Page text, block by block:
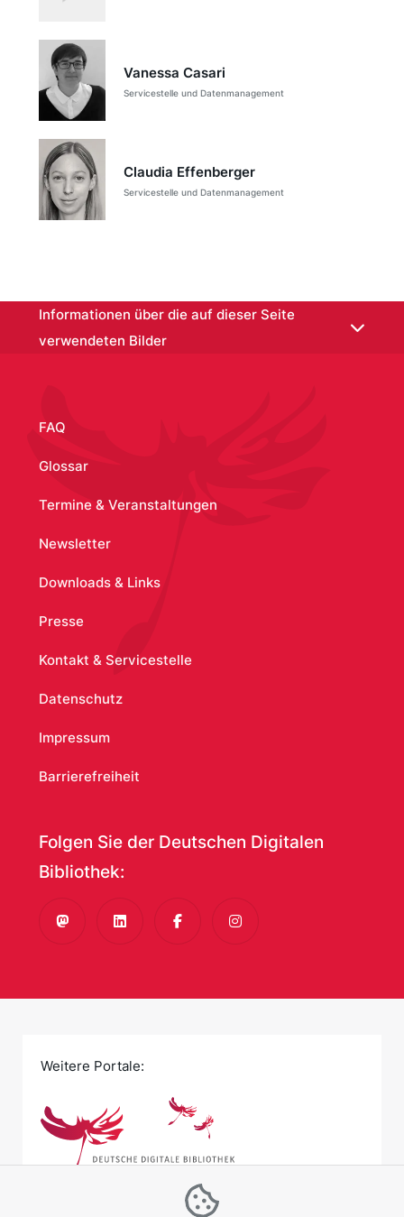
Vanessa Casari
Servicestelle und Datenmanagement
Claudia Effenberger
Servicestelle und Datenmanagement
/node/1726
Informationen über die auf dieser Seite
verwendeten Bilder
FAQ
Glossar
Termine & Veranstaltungen
Newsletter
Downloads & Links
Presse
Kontakt & Servicestelle
Datenschutz
Impressum
Barrierefreiheit
Folgen Sie der Deutschen Digitalen
Bibliothek:
MastodonLinkedInFacebookInstagram
Weitere Portale: